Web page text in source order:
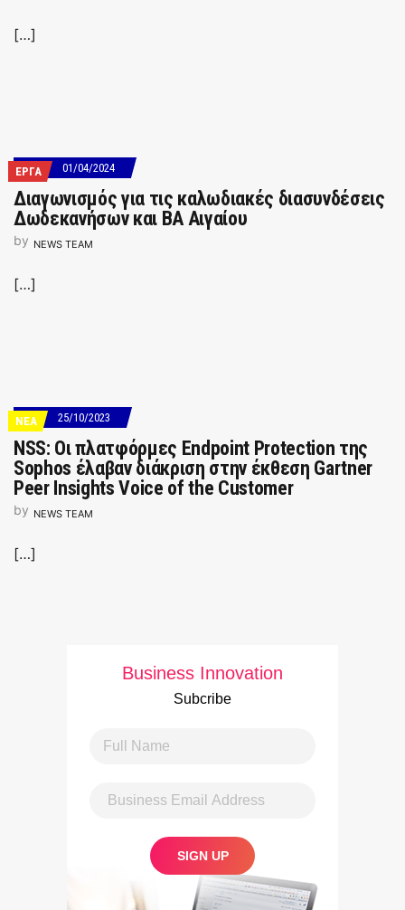
[…]
ΕΡΓΑ 01/04/2024
Διαγωνισμός για τις καλωδιακές διασυνδέσεις
Δωδεκανήσων και ΒΑ Αιγαίου
by NEWS TEAM
[…]
ΝΕΑ 25/10/2023
NSS: Οι πλατφόρμες Endpoint Protection της
Sophos έλαβαν διάκριση στην έκθεση Gartner
Peer Insights Voice of the Customer
by NEWS TEAM
[…]
Business Innovation
Subcribe